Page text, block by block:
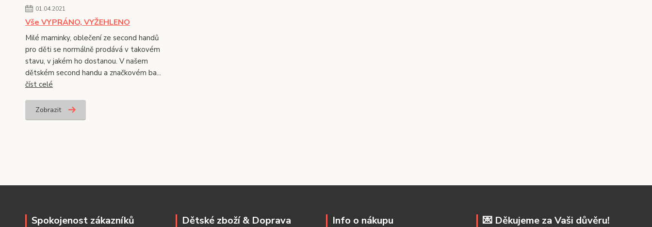
01.04.2021
Vše VYPRÁNO, VYŽEHLENO
Milé maminky, oblečení ze second handů
pro děti se normálně prodává v takovém
stavu, v jakém ho dostanou. V našem
dětském second handu a značkovém ba...
číst celé
Zobrazit
Spokojenost zákazníků Dětské zboží & Doprava Info o nákupu
💌 Děkujeme za Vaši důvěru!